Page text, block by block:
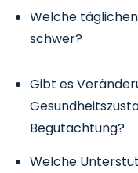
Welche
schwer?
Gibt es
Begutachtung?
Welche